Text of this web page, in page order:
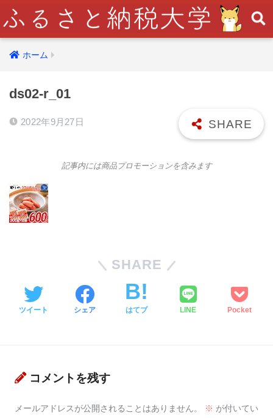
ホーム
ds02-r_01
2022年9月27日
記事内には商品プロモーションを含みます
SHARE
ツイート シェア はてブ LINE Pocket
コメントを残す
メールアドレスが公開されることはありません。 ※ が付いてい